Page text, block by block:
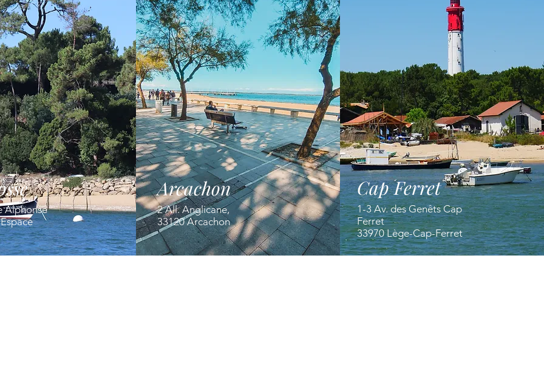
Alphonse
Arcachon
2 All. Anglicane,
33120 Arcachon
Cap Ferret
1-3 Av. des Genêts Cap
Ferret
33970 Lège-Cap-Ferret